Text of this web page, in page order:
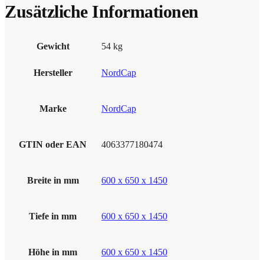
Zusätzliche Informationen
Gewicht 54 kg
Hersteller NordCap
Marke NordCap
GTIN oder EAN 4063377180474
Breite in mm 600 x 650 x 1450
Tiefe in mm 600 x 650 x 1450
Höhe in mm 600 x 650 x 1450